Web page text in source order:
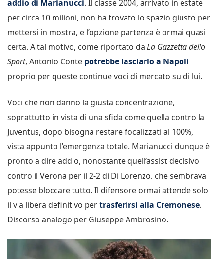
addio di Marianucci. Il classe 2004, arrivato in estate
per circa 10 milioni, non ha trovato lo spazio giusto per
mettersi in mostra, e l’opzione partenza è ormai quasi
certa. A tal motivo, come riportato da La Gazzetta dello
Sport, Antonio Conte potrebbe lasciarlo a Napoli
proprio per queste continue voci di mercato su di lui.
Voci che non danno la giusta concentrazione,
soprattutto in vista di una sfida come quella contro la
Juventus, dopo bisogna restare focalizzati al 100%,
vista appunto l’emergenza totale. Marianucci dunque è
pronto a dire addio, nonostante quell’assist decisivo
contro il Verona per il 2-2 di Di Lorenzo, che sembrava
potesse bloccare tutto. Il difensore ormai attende solo
il via libera definitivo pertrasferirsi alla Cremonese.
Discorso analogo per Giuseppe Ambrosino.